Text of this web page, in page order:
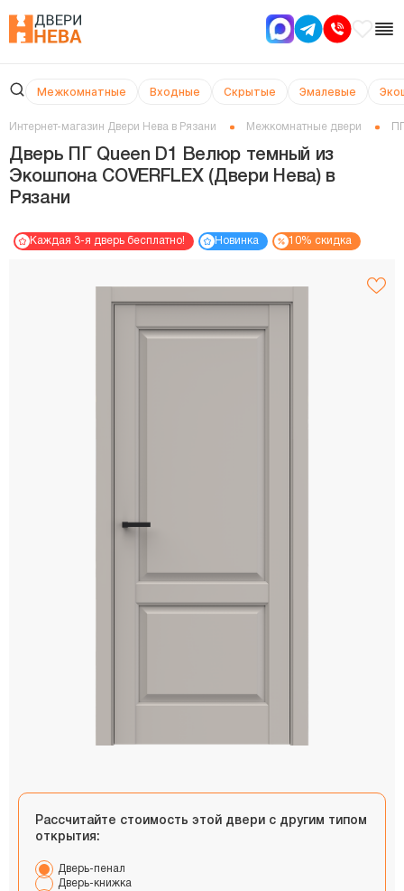
Межкомнатные Входные Скрытые Эмалевые
Интернет-магазин Двери Нева в Рязани Межкомнатные двери
Дверь ПГ Queen D1 Велюр темный из
Экошпона COVERFLEX (Двери Нева) в
Рязани
Каждая 3-я дверь бесплатно! Новинка 10% скидка
Рассчитайте стоимость этой двери с другим типом
открытия:
Дверь-пенал
Дверь-книжка